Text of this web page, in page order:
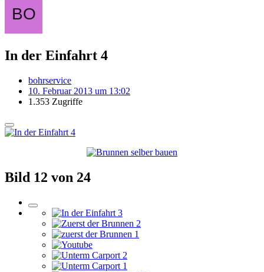
In der Einfahrt 4
bohrservice
10. Februar 2013 um 13:02
1.353 Zugriffe
Bild 12 von 24